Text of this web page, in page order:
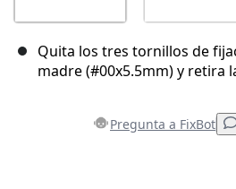
Quita los tres tornillos de
madre (#00x5.5mm) y retira
Pregunta a FixBot